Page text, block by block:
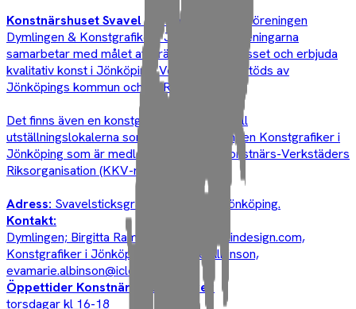
Konstnärshuset Svaveldrivs av Konstnärsföreningen
Dymlingen & Konstgrafiker i Jönköping. Föreningarna
samarbetar med målet att främja konstintresset och erbjuda
kvalitativ konst i Jönköping. Verksamheten stöds av
Jönköpings kommun och SKR.
Det finns även en konstgrafisk verkstad intill
utställningslokalerna som drivs av föreningen Konstgrafiker i
Jönköping som är medlem i Kollektiva Konstnärs-Verkstäders
Riksorganisation (KKV-riks).
Adress: Svavelsticksgränd 23, 553 15 Jönköping.
Kontakt:
Dymlingen; Birgitta Ramstrand,
gittan@elindesign.com,
Konstgrafiker i Jönköping: EvaMarie Albinson,
evamarie.albinson@icloud.com
Öppettider Konstnärshuset Svavel:
torsdagar kl 16-18